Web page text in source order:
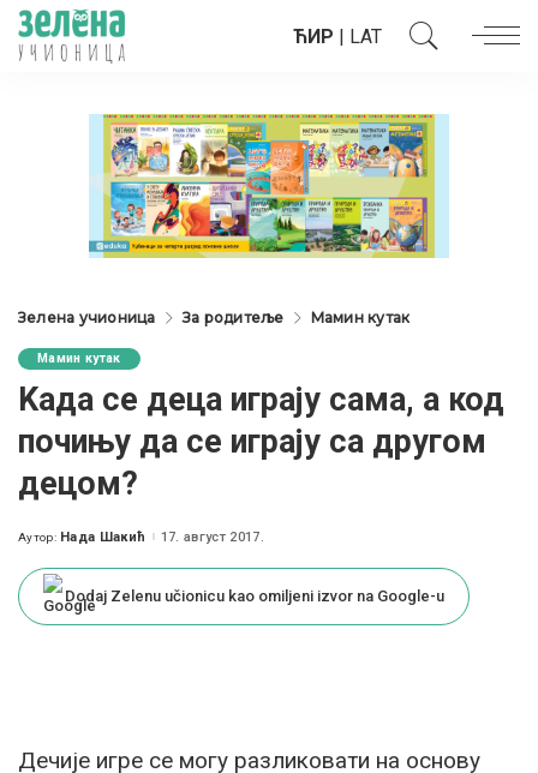
ЋИР | LAT
Зелена учионица За родитеље Мамин кутак
Мамин кутак
Kада се деца играју сама, а код
почињу да се играју са другом
децом?
Posted
Аутор: Нада Шакић 17. август 2017.
Dodaj Zelenu učionicu kao omiljeni izvor na Google-u
Дечије игре се могу разликовати на основу